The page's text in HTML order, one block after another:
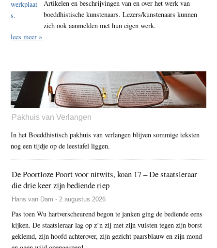
Artikelen en beschrijvingen van en over het werk van
boeddhistische kunstenaars. Lezers/kunstenaars kunnen
zich ook aanmelden met hun eigen werk.
lees meer »
Pakhuis van Verlangen
In het Boeddhistisch pakhuis van verlangen blijven sommige teksten
nog een tijdje op de leestafel liggen.
De Poortloze Poort voor nitwits, koan 17 – De staatsleraar
die drie keer zijn bediende riep
Hans van Dam - 2 augustus 2026
Pas toen Wu hartverscheurend begon te janken ging de bediende eens
kijken. De staatsleraar lag op z’n zij met zijn vuisten tegen zijn borst
geklemd, zijn hoofd achterover, zijn gezicht paarsblauw en zijn mond